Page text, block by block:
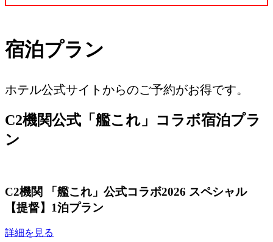
宿泊プラン
ホテル公式サイトからのご予約がお得です。
C2機関公式「艦これ」コラボ宿泊プラ
ン
C2機関 「艦これ」公式コラボ2026 スペシャル
【提督】1泊プラン
詳細を見る